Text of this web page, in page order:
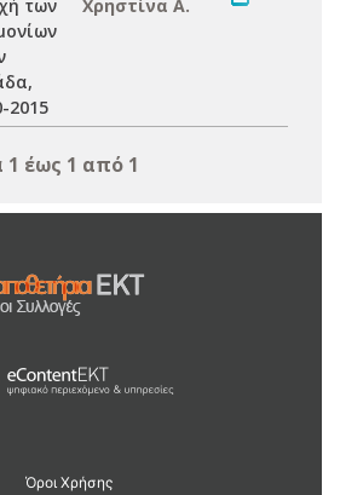
των
2015
Χρηστίνα Α.
έως 1 από 1